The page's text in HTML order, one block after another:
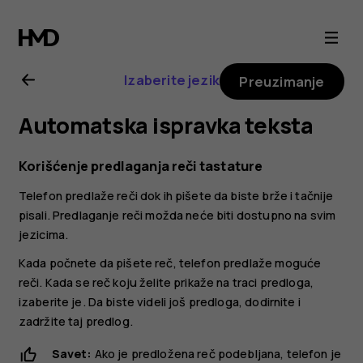
Nokia
G20
uputstvo
za
korisnike
Izaberite jezik Preuzimanje
Automatska ispravka teksta
Korišćenje predlaganja reči tastature
Telefon predlaže reči dok ih pišete da biste brže i tačnije
pisali. Predlaganje reči možda neće biti dostupno na svim
jezicima.
Kada počnete da pišete reč, telefon predlaže moguće
reči. Kada se reč koju želite prikaže na traci predloga,
izaberite je. Da biste videli još predloga, dodirnite i
zadržite taj predlog.
Savet: Ako je predložena reč podebljana, telefon je